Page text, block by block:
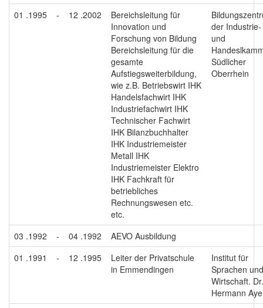
01 .1995 - 12 .2002
Bereichsleitung für
Innovation und
Forschung von Bildung
Bereichsleitung für die
gesamte
Aufstiegsweiterbildung,
wie z.B. Betriebswirt IHK
Handelsfachwirt IHK
Industriefachwirt IHK
Technischer Fachwirt
IHK Bilanzbuchhalter
IHK Industriemeister
Metall IHK
Industriemeister Elektro
IHK Fachkraft für
betriebliches
Rechnungswesen etc.
etc.
der Industrie-
und
Südlicher
Oberrhein
03 .1992 - 04 .1992
AEVO Ausbildung
01 .1991
- 12 .1995
Leiter der Privatschule
in Emmendingen
Institut für
Sprachen und
Wirtschaft. Dr.
Hermann